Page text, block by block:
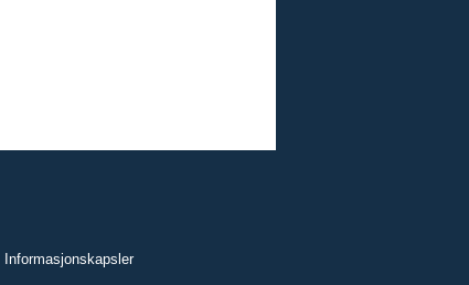
Informasjonskapsler